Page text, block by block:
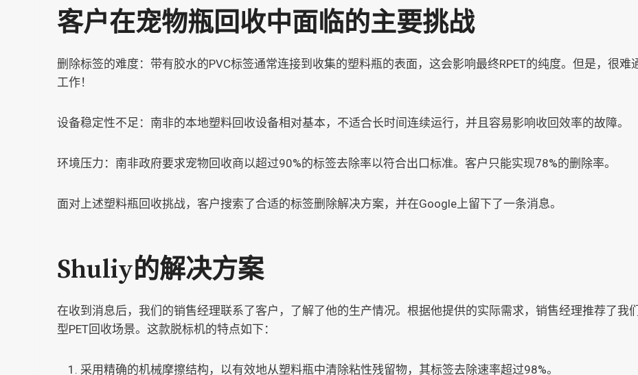
客户在宠物瓶回收中面临的主要挑战
删除标签的难度：带有胶水的PVC标签通常连接到收集的塑料瓶的表面，这会影响最终RPET的纯度。但是，很
工作！
设备稳定性不足：南非的本地塑料回收设备相对基本，不适合长时间连续运行，并且容易影响收回效率的故障。
环境压力：南非政府要求宠物回收商以超过90%的标签去除率以符合出口标准。客户只能实现78%的删除率。
面对上述塑料瓶回收挑战，客户搜索了合适的标签删除解决方案，并在Google上留下了一条消息。
Shuliy的解决方案
在收到消息后，我们的销售经理联系了客户，了解了他的生产情况。根据他提供的实际需求，销售经理推荐了我
型PET回收场景。这款脱标机的特点如下：
采用精确的机械摩擦结构，以有效地从塑料瓶中清除粘性残留物，其标签去除速率超过98%。